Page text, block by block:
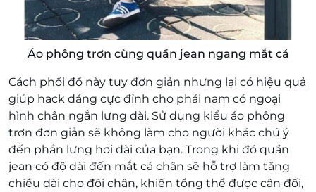
Áo phông trơn cùng quần jean ngang mắt cá
Cách phối đồ này tuy đơn giản nhưng lại có hiệu quả
giúp hack dáng cực đỉnh cho phái nam có ngoại
hình chân ngắn lưng dài. Sử dụng kiểu áo phông
trơn đơn giản sẽ không làm cho người khác chú ý
đến phần lưng hơi dài của bạn. Trong khi đó quần
jean có độ dài đến mắt cá chân sẽ hỗ trợ làm tăng
chiều dài cho đôi chân, khiến tổng thể được cân đối,